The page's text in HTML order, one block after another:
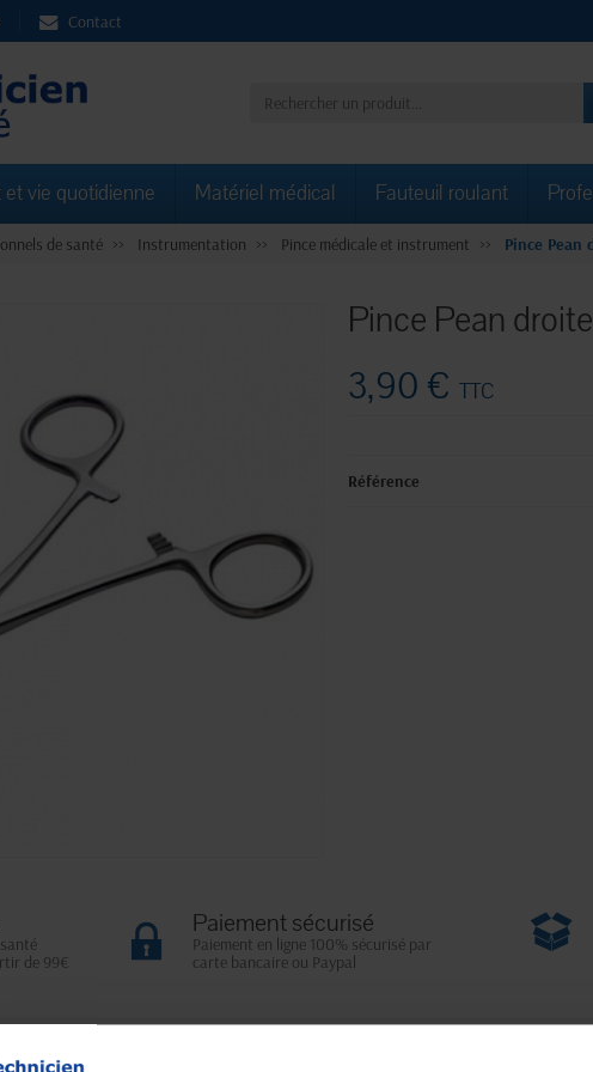
Contact
et vie quotidienne Matériel médical Fauteuil roulant
de santé Instrumentation Pince médicale et instrument Pince Pean
Pince Pean
3,90 €TTC
Référence
de 99€
Paiement sécurisé
Paiement en ligne 100% sécurisé par
carte bancaire ou Paypal